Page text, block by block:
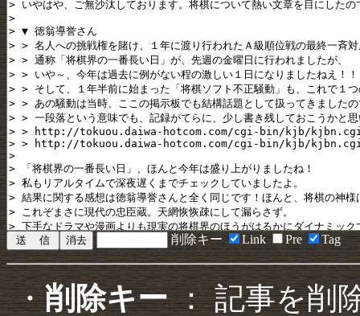
削除キー Link Pre Tag
・削除キー： 記事を削